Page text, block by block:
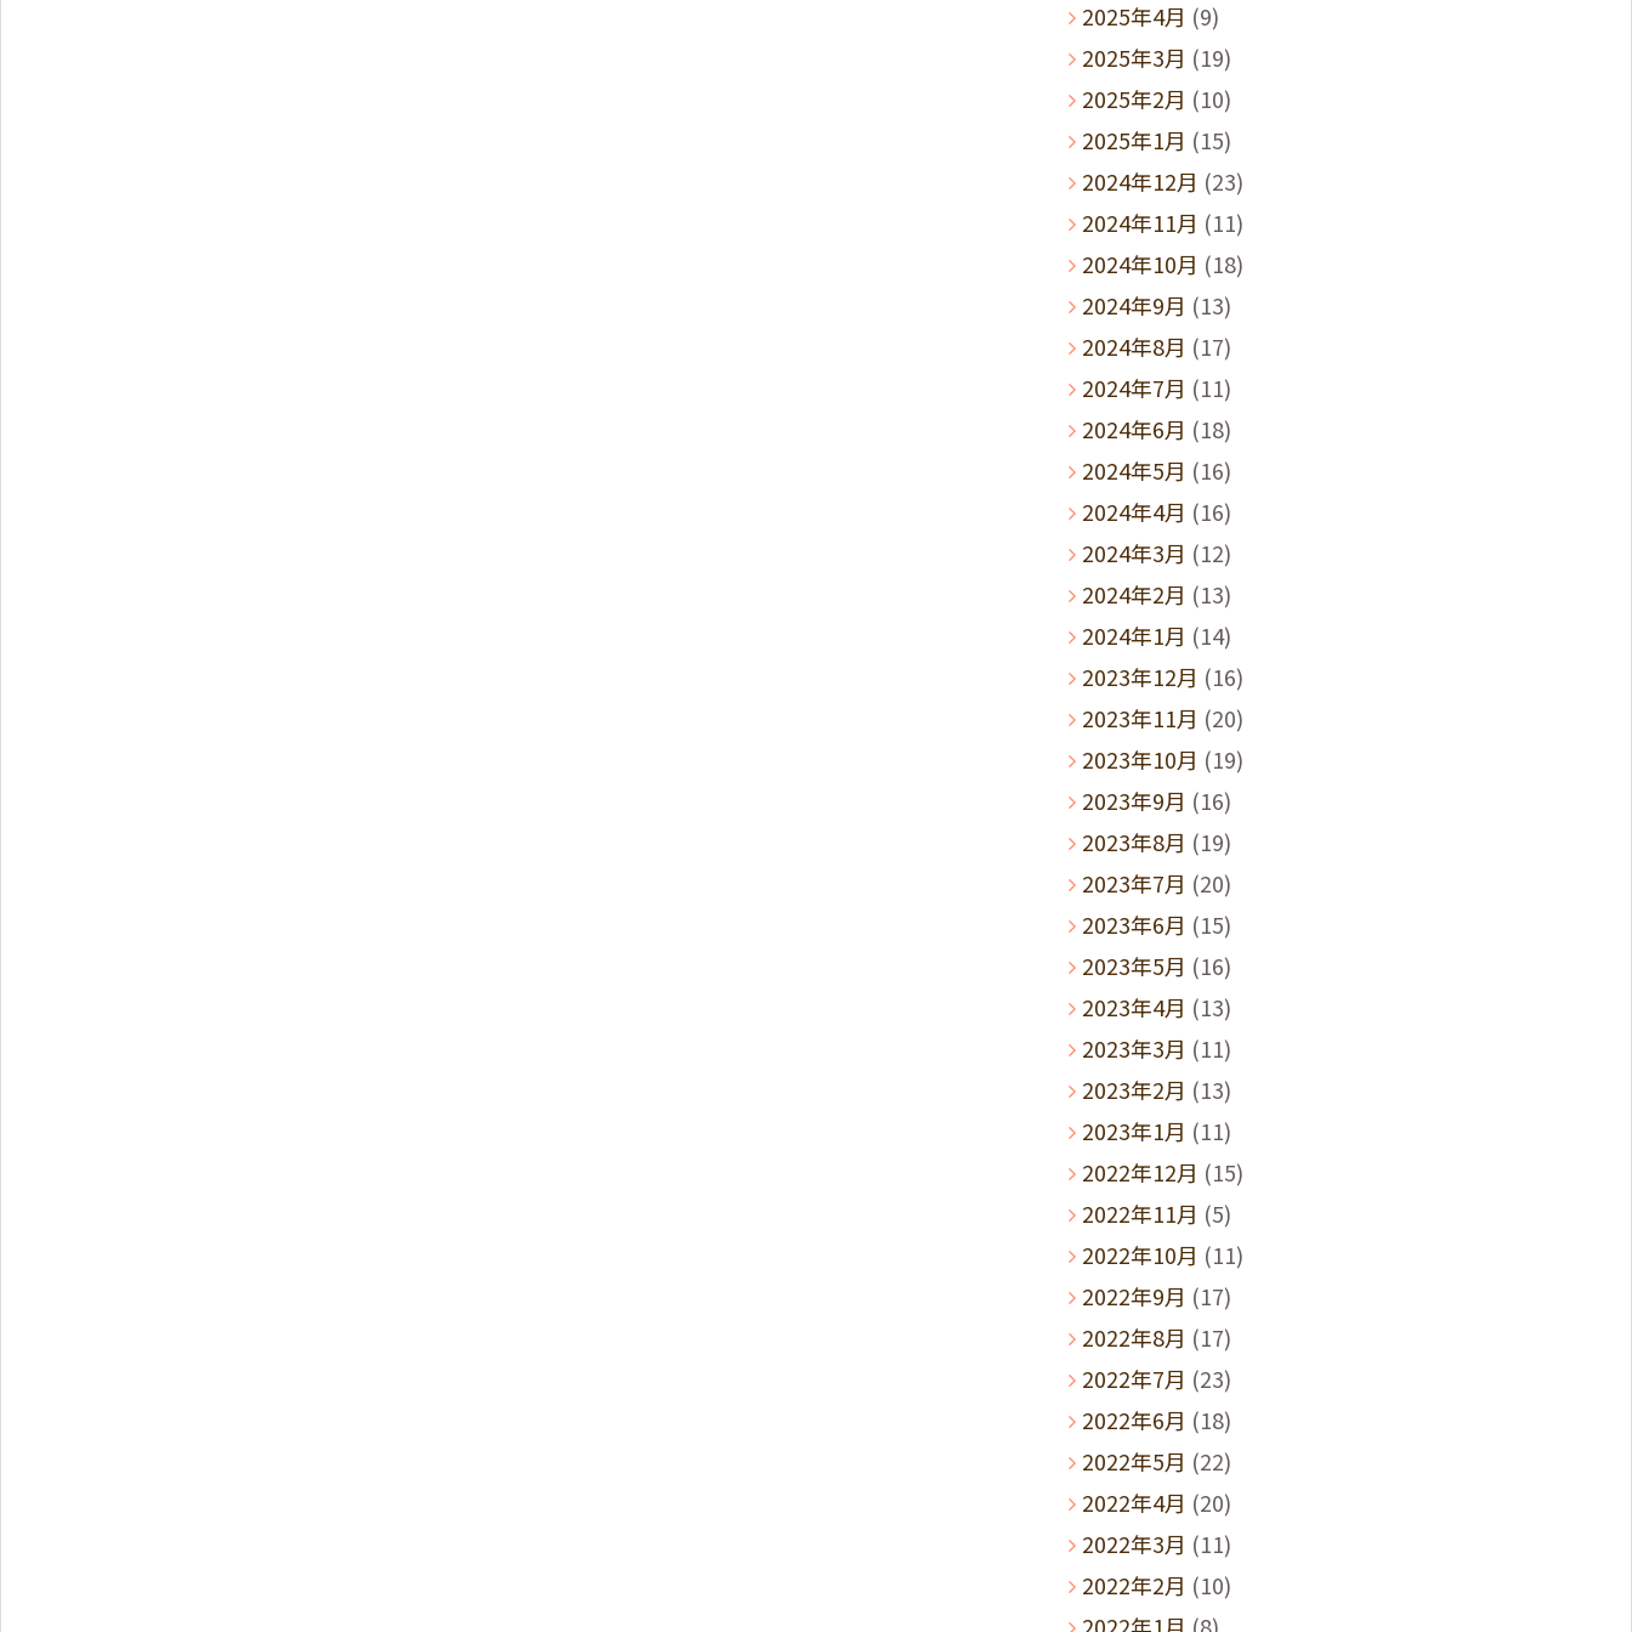
2025年4月 (9)
2025年3月 (19)
2025年2月 (10)
2025年1月 (15)
2024年12月 (23)
2024年11月 (11)
2024年10月 (18)
2024年9月 (13)
2024年8月 (17)
2024年7月 (11)
2024年6月 (18)
2024年5月 (16)
2024年4月 (16)
2024年3月 (12)
2024年2月 (13)
2024年1月 (14)
2023年12月 (16)
2023年11月 (20)
2023年10月 (19)
2023年9月 (16)
2023年8月 (19)
2023年7月 (20)
2023年6月 (15)
2023年5月 (16)
2023年4月 (13)
2023年3月 (11)
2023年2月 (13)
2023年1月 (11)
2022年12月 (15)
2022年11月 (5)
2022年10月 (11)
2022年9月 (17)
2022年8月 (17)
2022年7月 (23)
2022年6月 (18)
2022年5月 (22)
2022年4月 (20)
2022年3月 (11)
2022年2月 (10)